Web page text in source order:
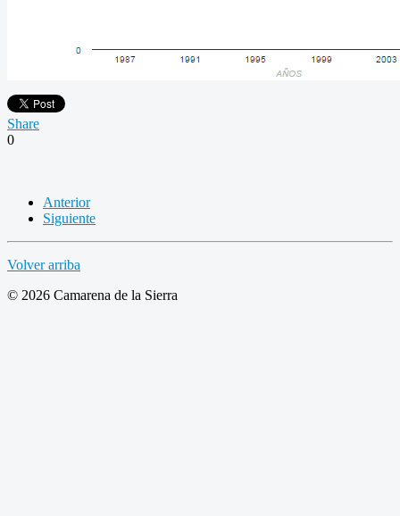
Share
0
Anterior
Siguiente
Volver arriba
© 2026 Camarena de la Sierra